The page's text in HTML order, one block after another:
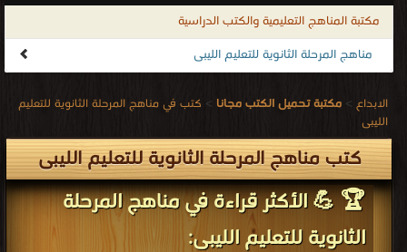
مكتبة المناهج التعليمية والكتب الدراسية
مناهج المرحلة الثانوية للتعليم الليبى
الابداع > مكتبة تحميل الكتب مجانا > كتب في مناهج المرحلة الثانوية للتعليم
الليبى
كتب مناهج المرحلة الثانوية للتعليم الليبى
🏆 💪 الأكثر قراءة في مناهج المرحلة
الثانوية للتعليم الليبى: